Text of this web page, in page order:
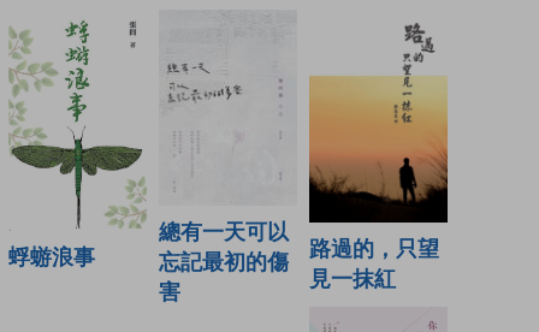
蜉蝣浪事
總有一天可以
忘記最初的傷
害
路過的，只望
見一抹紅